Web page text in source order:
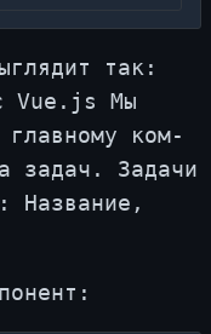
так:
Мы
глав­но­му ком­
за­дач. За­да­чи
На­зва­ние,